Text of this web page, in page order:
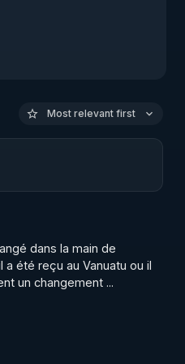
Most relevant first
dans la main de
été reçu au Vanuatu ou il
un changement ...